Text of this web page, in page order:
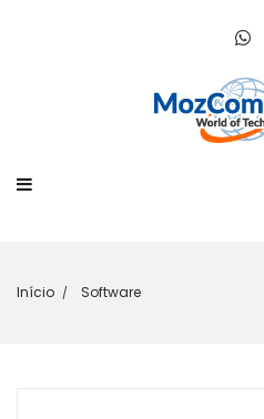
Início Software